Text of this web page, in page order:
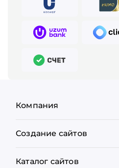
Компания
Создание сайтов
Каталог сайтов